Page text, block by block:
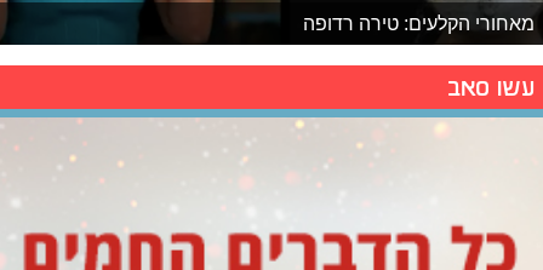
מאחורי הקלעים: טירה רדופה
עשו סאב